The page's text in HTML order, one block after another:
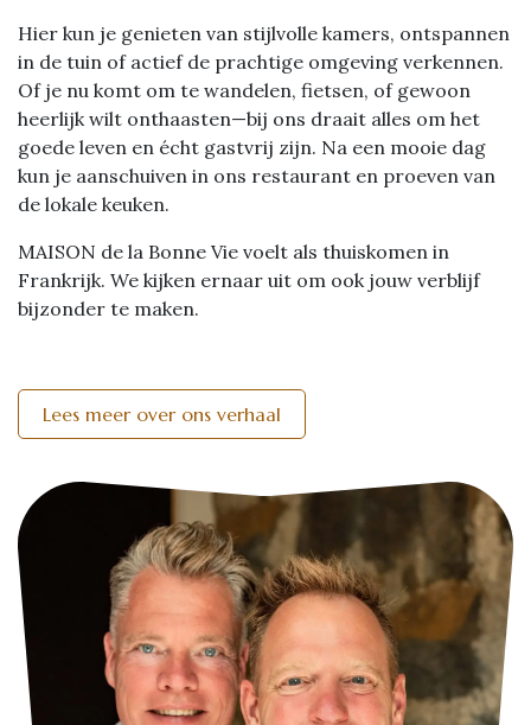
Hier kun je genieten van stijlvolle kamers, ontspannen
in de tuin of actief de prachtige omgeving verkennen.
Of je nu komt om te wandelen, fietsen, of gewoon
heerlijk wilt onthaasten—bij ons draait alles om het
goede leven en écht gastvrij zijn. Na een mooie dag
kun je aanschuiven in ons restaurant en proeven van
de lokale keuken.
MAISON de la Bonne Vie voelt als thuiskomen in
Frankrijk. We kijken ernaar uit om ook jouw verblijf
bijzonder te maken.
Lees meer over ons verhaal